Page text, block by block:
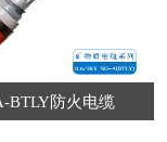
BTLY防火电缆